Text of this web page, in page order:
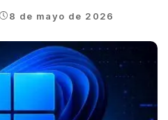
8 de mayo de 2026